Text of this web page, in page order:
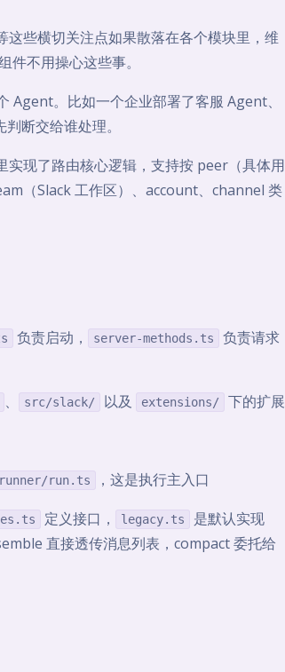
些横切关注点如果散落在各个模块里，维
不用操心这些事。
。比如一个企业部署了客服 Agent、
断交给谁处理。
实现了路由核心逻辑，支持按 peer（具体用
（Slack 工作区）、account、channel 类
负责启动， server-methods.ts
负责请求
、 src/slack/ 以及 extensions/
下的扩展
run.ts
，这是执行主入口
定义接口， legacy.ts
是默认实现
直接透传消息列表，compact 委托给